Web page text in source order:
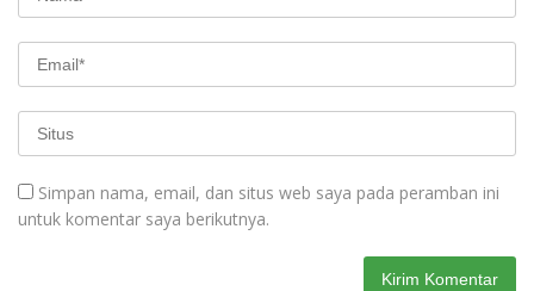
Simpan nama, email, dan situs web saya pada peramban ini
untuk komentar saya berikutnya.